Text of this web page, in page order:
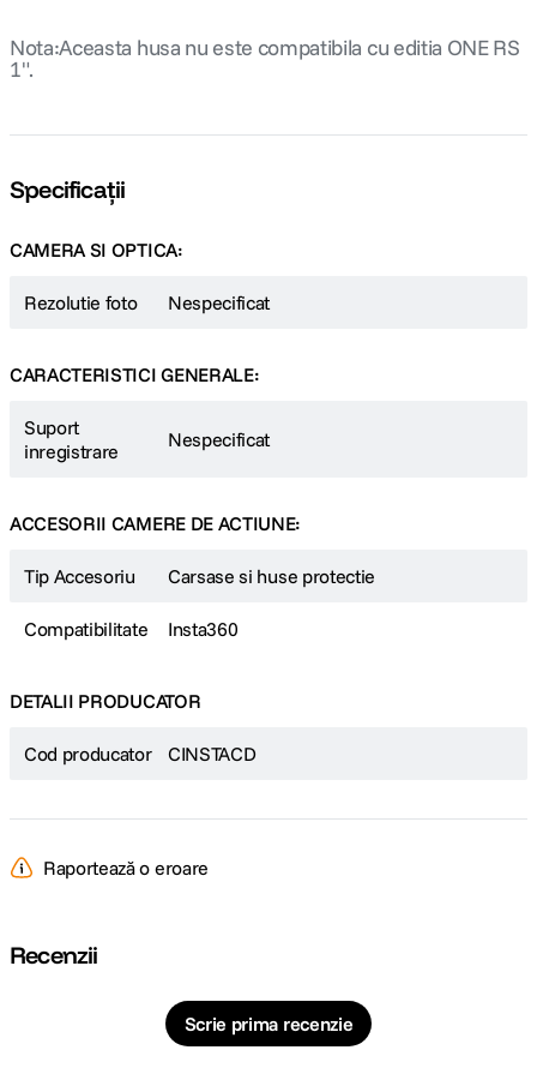
Nota:Aceasta husa nu este compatibila cu editia ONE RS
1".
Specificații
CAMERA SI OPTICA:
Rezolutie foto Nespecificat
CARACTERISTICI GENERALE:
Suport
inregistrare
Nespecificat
ACCESORII CAMERE DE ACTIUNE:
Tip Accesoriu Carsase si huse protectie
Compatibilitate Insta360
DETALII PRODUCATOR
Cod producator CINSTACD
Raportează o eroare
Recenzii
Scrie prima recenzie